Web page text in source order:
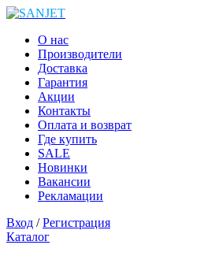
О нас
Производители
Доставка
Гарантия
Акции
Контакты
Оплата и возврат
Где купить
SALE
Новинки
Вакансии
Рекламации
Вход /Регистрация
Каталог